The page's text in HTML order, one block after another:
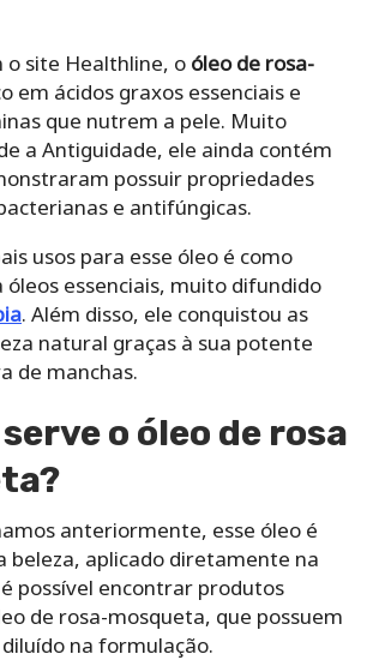
o site Healthline, o óleo de rosa-
em ácidos graxos essenciais e
que nutrem a pele. Muito
a Antiguidade, ele ainda contém
possuir propriedades
e antifúngicas.
usos para esse óleo é como
essenciais, muito difundido
. Além disso, ele conquistou as
natural graças à sua potente
de manchas.
o óleo de rosa
anteriormente, esse óleo é
beleza, aplicado diretamente na
possível encontrar produtos
de rosa-mosqueta, que possuem
na formulação.